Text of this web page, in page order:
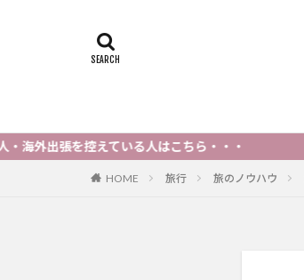
を控えている人はこちら・・・
HOME 旅行 旅のノウハウ